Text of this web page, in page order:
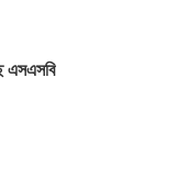
এসএসবি